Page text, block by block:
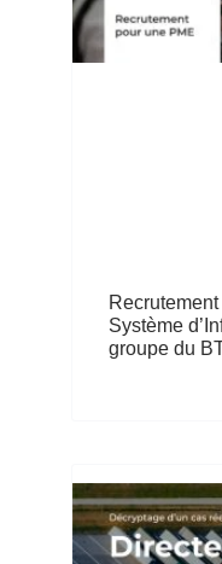
Système
groupe du